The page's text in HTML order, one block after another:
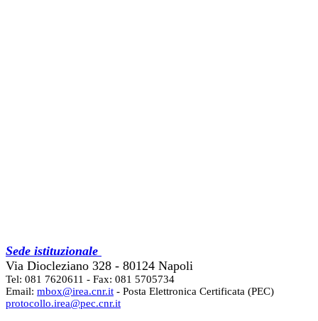
Sede istituzionale
Via Diocleziano 328 - 80124 Napoli
Tel: 081 7620611 - Fax: 081 5705734
Email: mbox@irea.cnr.it - Posta Elettronica Certificata (PEC)
protocollo.irea@pec.cnr.it